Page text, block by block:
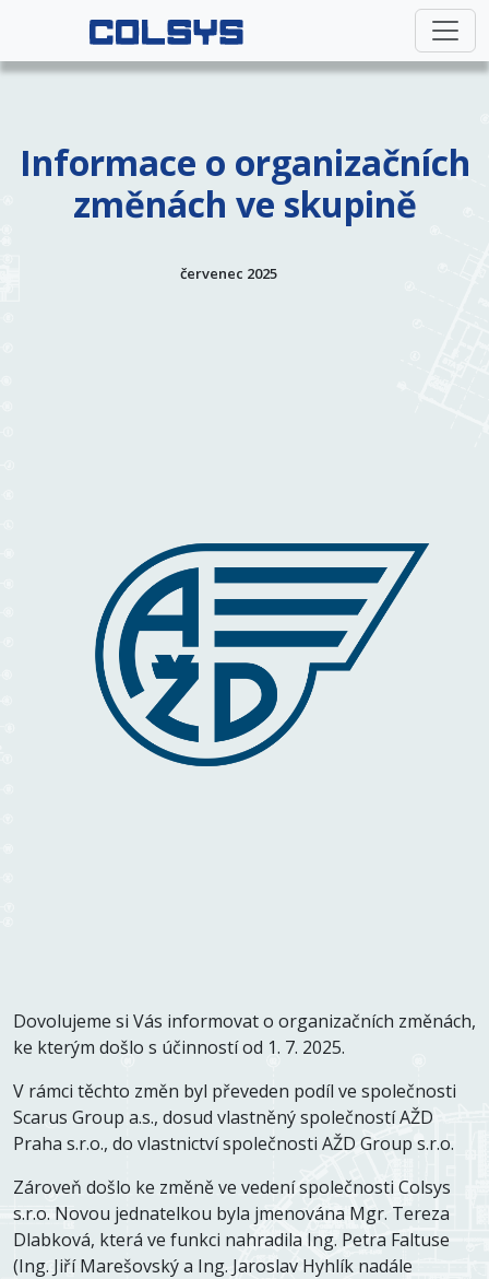
Informace o organizačních
změnách ve skupině
červenec 2025
Dovolujeme si Vás informovat o organizačních změnách,
ke kterým došlo s účinností od 1. 7. 2025.
V rámci těchto změn byl převeden podíl ve společnosti
Scarus Group a.s., dosud vlastněný společností AŽD
Praha s.r.o., do vlastnictví společnosti AŽD Group s.r.o.
Zároveň došlo ke změně ve vedení společnosti Colsys
s.r.o. Novou jednatelkou byla jmenována Mgr. Tereza
Dlabková, která ve funkci nahradila Ing. Petra Faltuse
(Ing. Jiří Marešovský a Ing. Jaroslav Hyhlík nadále